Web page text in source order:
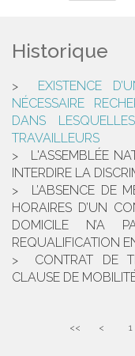
Historique
EXISTENCE
NÉCESSAIRE
DANS
TRAVAILLEURS
L'ASSEMBLÉE
INTERDIRE LA
L’ABSENCE DE
HORAIRES D’UN
DOMICILE N’A
REQUALIFICATION
CONTRAT DE
CLAUSE DE
<< < 1